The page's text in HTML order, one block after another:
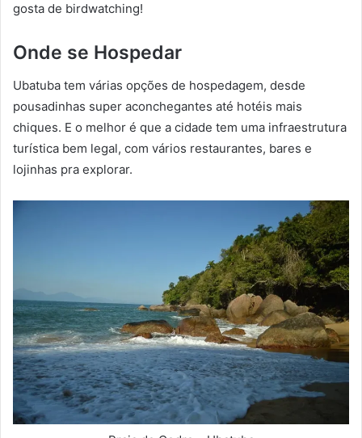
gosta de birdwatching!
Onde se Hospedar
Ubatuba tem várias opções de hospedagem, desde
pousadinhas super aconchegantes até hotéis mais
chiques. E o melhor é que a cidade tem uma infraestrutura
turística bem legal, com vários restaurantes, bares e
lojinhas pra explorar.